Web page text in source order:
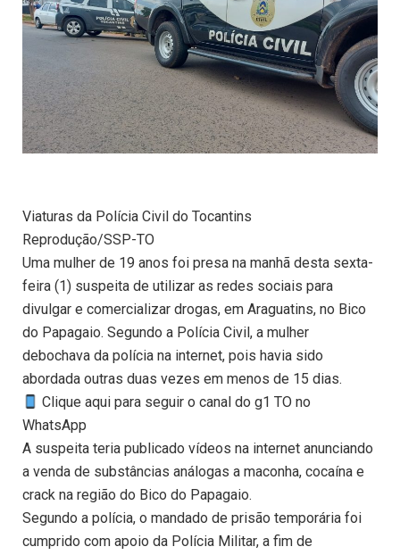
Viaturas da Polícia Civil do Tocantins
Reprodução/SSP-TO
Uma mulher de 19 anos foi presa na manhã desta sexta-
feira (1) suspeita de utilizar as redes sociais para
divulgar e comercializar drogas, em Araguatins, no Bico
do Papagaio. Segundo a Polícia Civil, a mulher
debochava da polícia na internet, pois havia sido
abordada outras duas vezes em menos de 15 dias.
Clique aqui para seguir o canal do g1 TO no
WhatsApp
A suspeita teria publicado vídeos na internet anunciando
a venda de substâncias análogas a maconha, cocaína e
crack na região do Bico do Papagaio.
Segundo a polícia, o mandado de prisão temporária foi
cumprido com apoio da Polícia Militar, a fim de